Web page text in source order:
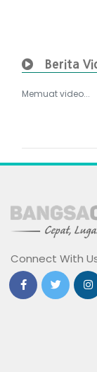
Berita
Memuat video...
Connect With